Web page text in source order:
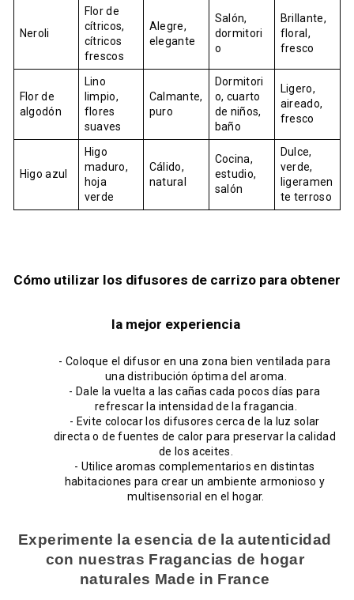
Neroli
Flor de
cítricos,
cítricos
frescos
Alegre,
elegante
Salón,
dormitori
o
Brillante,
floral,
fresco
Flor de
algodón
Lino
limpio,
flores
suaves
Calmante,
puro
Dormitori
o, cuarto
de niños,
baño
Ligero,
aireado,
fresco
Higo azul
Higo
maduro,
hoja
verde
Cálido,
natural
Cocina,
estudio,
salón
Dulce,
verde,
ligeramen
te terroso
Cómo utilizar los difusores de carrizo para obtener
la mejor experiencia
- Coloque el difusor en una zona bien ventilada para
una distribución óptima del aroma.
- Dale la vuelta a las cañas cada pocos días para
refrescar la intensidad de la fragancia.
- Evite colocar los difusores cerca de la luz solar
directa o de fuentes de calor para preservar la calidad
de los aceites.
- Utilice aromas complementarios en distintas
habitaciones para crear un ambiente armonioso y
multisensorial en el hogar.
Experimente la esencia de la autenticidad
con nuestras Fragancias de hogar
naturales Made in France